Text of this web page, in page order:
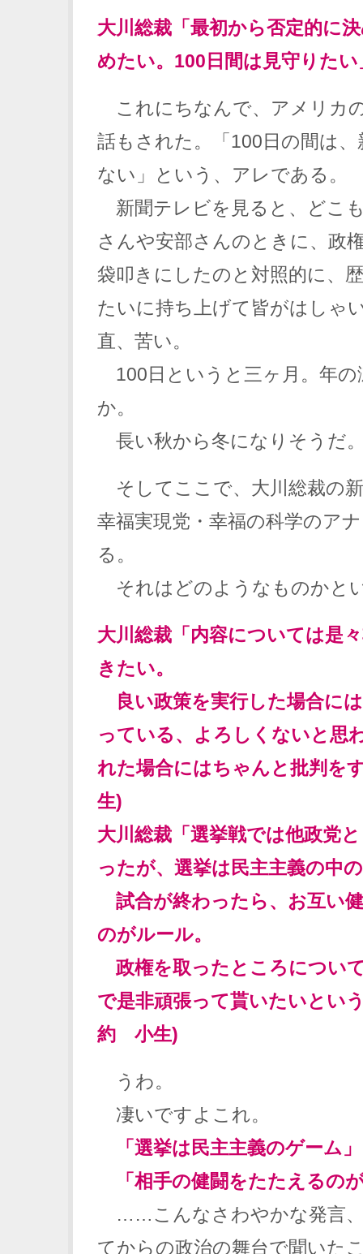
大川総裁「最初から否定的に
めたい。100日間は見守りた
これにちなんで、アメリカ
話もされた。「100日の間は
ない」という、アレである。
新聞テレビを見ると、どこ
さんや安部さんのときに、政
袋叩きにしたのと対照的に、
たいに持ち上げて皆がはしゃ
直、苦い。
100日というと三ヶ月。年の
か。
長い秋から冬になりそうだ
そしてここで、大川総裁の
幸福実現党・幸福の科学のア
る。
それはどのようなものかと
大川総裁「内容については是
きたい。
良い政策を実行した場合に
っている、よろしくないと思
れた場合にはちゃんと批判を
生)
大川総裁「選挙戦では他政党
ったが、選挙は民主主義の中
試合が終わったら、お互い
のがルール。
政権を取ったところについ
で是非頑張って貰いたいとい
約 小生)
うわ。
凄いですよこれ。
「選挙は民主主義のゲーム」
「相手の健闘をたたえるの
……こんなさわやかな発言、
てからの政治の舞台で聞いた